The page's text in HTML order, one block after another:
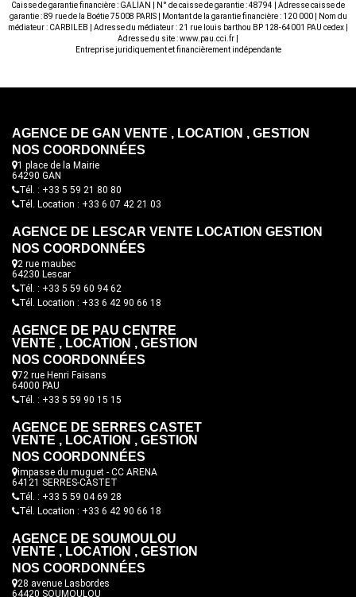
Caisse de garantie financière : GALIAN | N° de caisse de garantie : 48794 | Adresse caisse de
garantie : 89 rue de la Boétie 75008 PARIS | Montant de la garantie financière : 120 000 | Nom du
médiateur : CARBILEB | Adresse du médiateur : 21 rue louis barthou BP 128-64001 PAU cedex |
Adresse du site :www.pau.cci.fr
Entreprise juridiquement et financièrement indépendante
AGENCE DE GAN VENTE , LOCATION , GESTION
NOS COORDONNÉES
1 place de la Mairie
64290 GAN
Tél. : +33 5 59 21 80 80
Tél. Location : +33 6 07 42 21 03
AGENCE DE LESCAR VENTE LOCATION GESTION
NOS COORDONNÉES
2 rue maubec
64230 Lescar
Tél. : +33 5 59 60 94 62
Tél. Location : +33 6 42 90 66 18
AGENCE DE PAU CENTRE
VENTE , LOCATION , GESTION
NOS COORDONNÉES
72 rue Henri Faisans
64000 PAU
Tél. : +33 5 59 90 15 15
AGENCE DE SERRES CASTET
VENTE , LOCATION , GESTION
NOS COORDONNÉES
impasse du muguet - CC ARENA
64121 SERRES-CASTET
Tél. : +33 5 59 04 69 28
Tél. Location : +33 6 42 90 66 18
AGENCE DE SOUMOULOU
VENTE , LOCATION , GESTION
NOS COORDONNÉES
28 avenue Lasbordes
64420 SOUMOULOU